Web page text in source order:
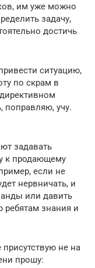
им уже можно
задачу,
достичь
ситуацию,
по скрам в
поправляю, учу.
задавать
к продающему
если не
нервничать, и
или давить
ребятам знания и
не на
прошу: